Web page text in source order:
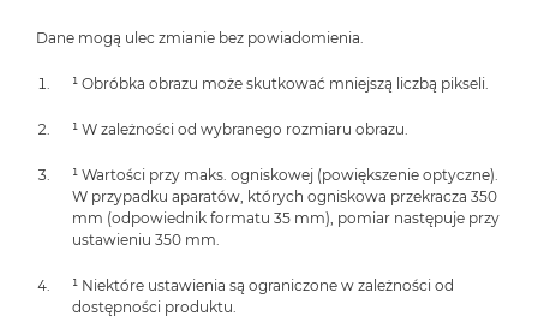
Dane mogą ulec zmianie bez powiadomienia.
¹ Obróbka obrazu może skutkować mniejszą liczbą pikseli.
¹ W zależności od wybranego rozmiaru obrazu.
¹ Wartości przy maks. ogniskowej (powiększenie optyczne).
W przypadku aparatów, których ogniskowa przekracza 350
mm (odpowiednik formatu 35 mm), pomiar następuje przy
ustawieniu 350 mm.
¹ Niektóre ustawienia są ograniczone w zależności od
dostępności produktu.